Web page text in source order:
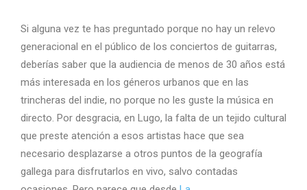
Si alguna vez te has preguntado porque no hay un relevo
generacional en el público de los conciertos de guitarras,
deberías saber que la audiencia de menos de 30 años está
más interesada en los géneros urbanos que en las
trincheras del indie, no porque no les guste la música en
directo. Por desgracia, en Lugo, la falta de un tejido cultural
que preste atención a esos artistas hace que sea
necesario desplazarse a otros puntos de la geografía
gallega para disfrutarlos en vivo, salvo contadas